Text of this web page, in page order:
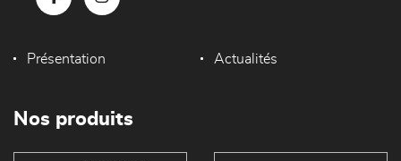
Présentation Actualités
Nos produits